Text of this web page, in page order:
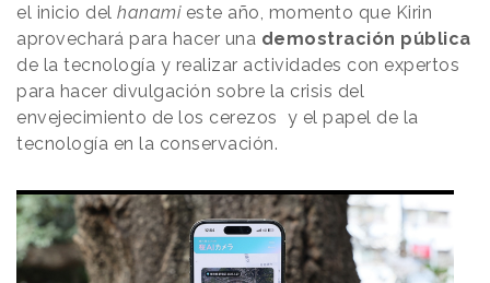
el inicio del hanamieste año, momento que Kirin
aprovechará para hacer una demostración pública
de la tecnología y realizar actividades con expertos
para hacer divulgación sobre la crisis del
envejecimiento de los cerezos y el papel de la
tecnología en la conservación.